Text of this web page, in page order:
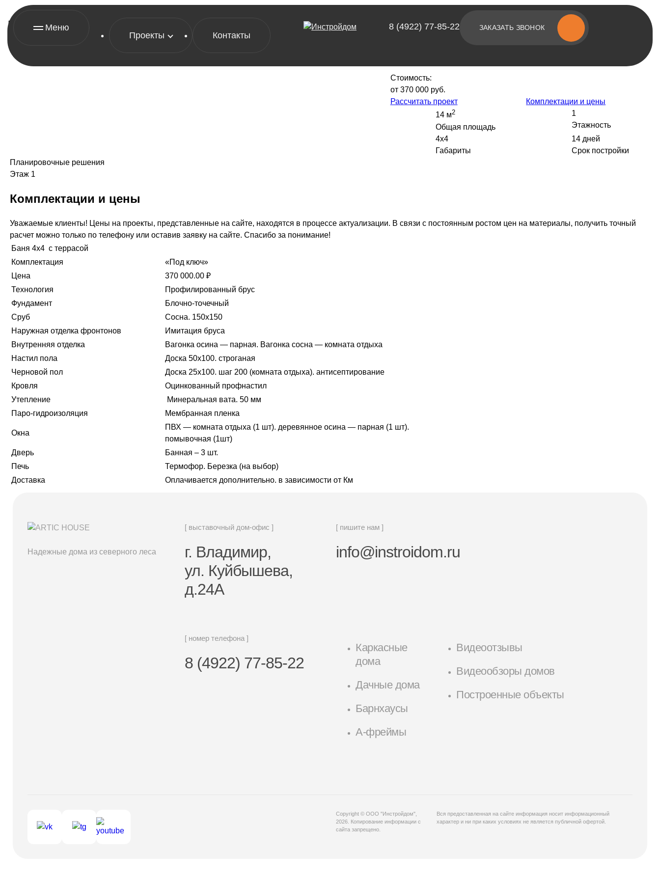
Меню
Проекты
Контакты
8 (4922) 77-85-22 ЗАКАЗАТЬ ЗВОНОК
Видеообзоры домов
г. Владимир,
Проект бани из бруса 4х4 с террасой
Стоимость:
от 370 000 руб.
Рассчитать проект
Комплектации и цены
14 м2
Общая площадь
1
Этажность
4х4
Габариты
14 дней
Срок постройки
Планировочные решения
Этаж 1
Комплектации и цены
Уважаемые клиенты! Цены на проекты, представленные на сайте, находятся в процессе актуализации. В связи с постоянным ростом цен на материалы, получить точный
расчет можно только по телефону или оставив заявку на сайте. Спасибо за понимание!
Баня 4х4 с террасой
Комплектация
«Под ключ»
Цена
370 000.00 ₽
Технология
Профилированный брус
Фундамент
Блочно-точечный
Сруб
Сосна. 150х150
Наружная отделка фронтонов
Имитация бруса
Внутренняя отделка
Вагонка осина — парная. Вагонка сосна — комната отдыха
Настил пола
Доска 50х100. строганая
Черновой пол
Доска 25х100. шаг 200 (комната отдыха). антисептирование
Кровля
Оцинкованный профнастил
Утепление
Минеральная вата. 50 мм
Паро-гидроизоляция
Мембранная пленка
Окна
ПВХ — комната отдыха (1 шт). деревянное осина — парная (1 шт).
помывочная (1шт)
Дверь
Банная – 3 шт.
Печь
Термофор. Березка (на выбор)
Доставка
Оплачивается дополнительно. в зависимости от Км
Надежные дома из северного леса
[ выставочный дом-офис ]
г. Владимир,
ул. Куйбышева,
д.24А
[ пишите нам ]
info@instroidom.ru
[ номер телефона ]
8 (4922) 77-85-22
Каркасные
дома
Дачные дома
Барнхаусы
А-фреймы
Видеоотзывы
Видеообзоры домов
Построенные объекты
Copyright © ООО "Инстройдом",
2026. Копирование информации с
сайта запрещено.
Вся предоставленная на сайте информация носит информационный
характер и ни при каких условиях не является публичной офертой.